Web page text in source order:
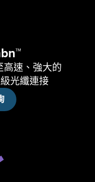
高速、強大的
光纖連接